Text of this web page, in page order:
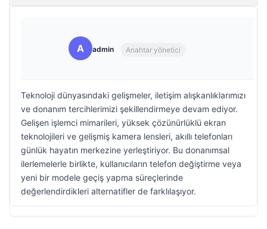
A admin Anahtar yönetici
Teknoloji dünyasındaki gelişmeler, iletişim alışkanlıklarımızı
ve donanım tercihlerimizi şekillendirmeye devam ediyor.
Gelişen işlemci mimarileri, yüksek çözünürlüklü ekran
teknolojileri ve gelişmiş kamera lensleri, akıllı telefonları
günlük hayatın merkezine yerleştiriyor. Bu donanımsal
ilerlemelerle birlikte, kullanıcıların telefon değiştirme veya
yeni bir modele geçiş yapma süreçlerinde
değerlendirdikleri alternatifler de farklılaşıyor.